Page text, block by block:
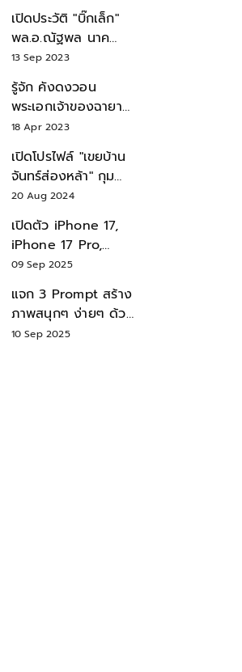
เปิดประวัติ "บิ๊กเล็ก"
พล.อ.ณัฐพล นาค
พาณิชย์ จากเลขาฯ
สมช.-เลขาฯ
รมว.กลาโหม
13 Sep 2023
รู้จัก คังดงวอน
พระเอกเจ้าของฉายา
สมบัติแห่งชาติ หลังมี
18 Apr 2023
เปิดโปรไฟล์ "เขยบ้าน
จันทร์ส่องหล้า" กุม
บังเหียนธุรกิจตระกูล
"ชินวัตร"
20 Aug 2024
เปิดตัว iPhone 17,
iPhone 17 Pro,
iPhone 17 Air สเปค
09 Sep 2025
แจก 3 Prompt สร้าง
ภาพสนุกๆ ง่ายๆ ด้วย
Nano Banana ใน
10 Sep 2025